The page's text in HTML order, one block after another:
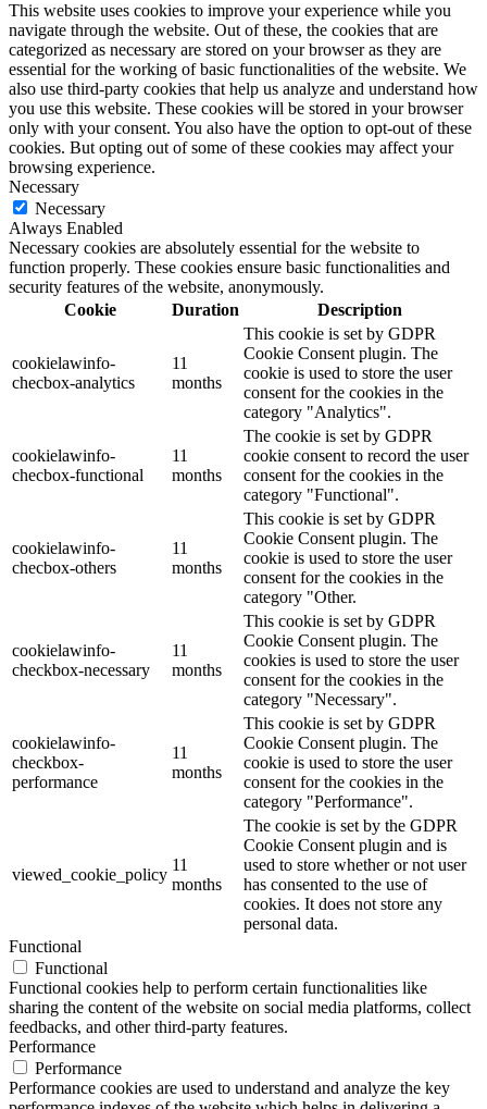
This website uses cookies to improve your experience while you
navigate through the website. Out of these, the cookies that are
categorized as necessary are stored on your browser as they are
essential for the working of basic functionalities of the website. We
also use third-party cookies that help us analyze and understand how
you use this website. These cookies will be stored in your browser
only with your consent. You also have the option to opt-out of these
cookies. But opting out of some of these cookies may affect your
browsing experience.
Necessary
Necessary
Always Enabled
Necessary cookies are absolutely essential for the website to
function properly. These cookies ensure basic functionalities and
security features of the website, anonymously.
Cookie
Duration Description
cookielawinfo-
checbox-analytics
11
months
This cookie is set by GDPR
Cookie Consent plugin. The
cookie is used to store the user
consent for the cookies in the
category "Analytics".
cookielawinfo-
checbox-functional
11
months
The cookie is set by GDPR
cookie consent to record the user
consent for the cookies in the
category "Functional".
cookielawinfo-
checbox-others
11
months
This cookie is set by GDPR
Cookie Consent plugin. The
cookie is used to store the user
consent for the cookies in the
category "Other.
cookielawinfo-
checkbox-necessary
11
months
This cookie is set by GDPR
Cookie Consent plugin. The
cookies is used to store the user
consent for the cookies in the
category "Necessary".
cookielawinfo-
checkbox-
performance
11
months
This cookie is set by GDPR
Cookie Consent plugin. The
cookie is used to store the user
consent for the cookies in the
category "Performance".
viewed_cookie_policy
11
months
The cookie is set by the GDPR
Cookie Consent plugin and is
used to store whether or not user
has consented to the use of
cookies. It does not store any
personal data.
Functional
Functional
Functional cookies help to perform certain functionalities like
sharing the content of the website on social media platforms, collect
feedbacks, and other third-party features.
Performance
Performance
Performance cookies are used to understand and analyze the key